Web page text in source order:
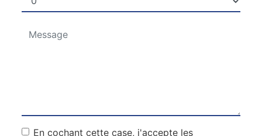
En cochant cette case, j'accepte les